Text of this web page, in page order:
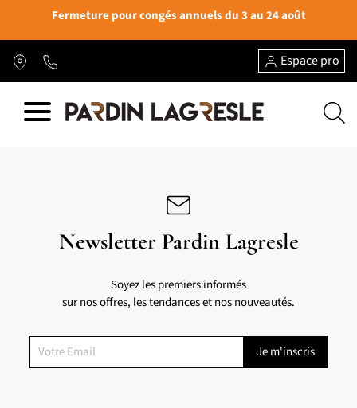
Fermeture pour congés annuels du 3 au 24 août
Espace pro
Newsletter Pardin Lagresle
Soyez les premiers informés
sur nos offres, les tendances et nos nouveautés.